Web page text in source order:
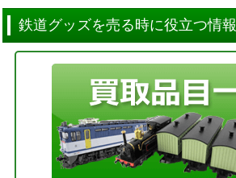
鉄道グッズを売る時に役立つ情報